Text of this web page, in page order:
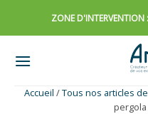
ZONE D'INTERVENTION
Accueil /Tous nos articles